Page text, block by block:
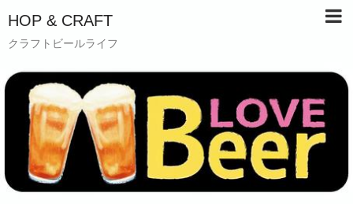
HOP & CRAFT
クラフトビールライフ